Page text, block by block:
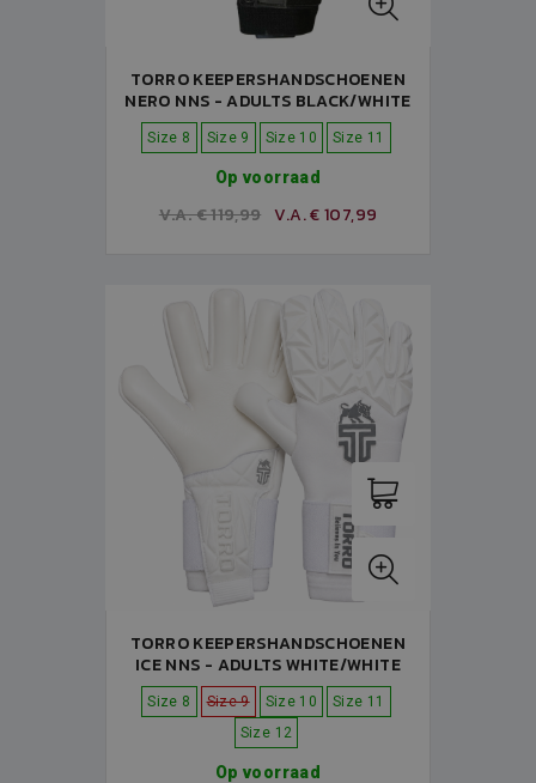
TORRO KEEPERSHANDSCHOENEN
NERO NNS - ADULTS BLACK/WHITE
Size 8 Size 9 Size 10 Size 11
Op voorraad
V.A. € 119,99 V.A. € 107,99
TORRO KEEPERSHANDSCHOENEN
ICE NNS - ADULTS WHITE/WHITE
Size 8 Size 9 Size 10
Size 11
Size 12
Op voorraad